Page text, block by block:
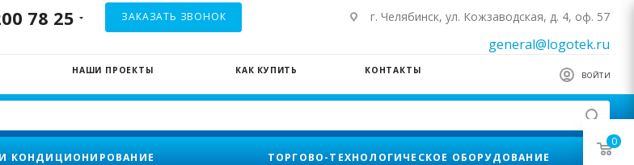
78 25 ЗАКАЗАТЬ ЗВОНОК г. Челябинск, ул. Кожзаводская, д. 4, оф. 57
general@logotek.ru
ВОЙТИ
НАШИ ПРОЕКТЫ КАК КУПИТЬ КОНТАКТЫ
КОНДИЦИОНИРОВАНИЕ ТОРГОВО-ТЕХНОЛОГИЧЕСКОЕ ОБОРУДОВАНИЕ
0